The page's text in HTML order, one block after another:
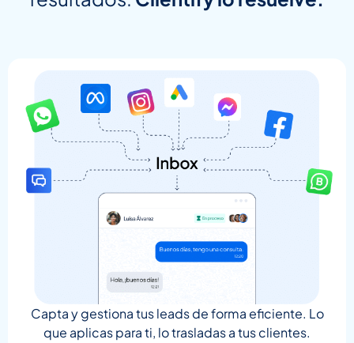
Capta y gestiona tus leads de forma eficiente. Lo
que aplicas para ti, lo trasladas a tus clientes.